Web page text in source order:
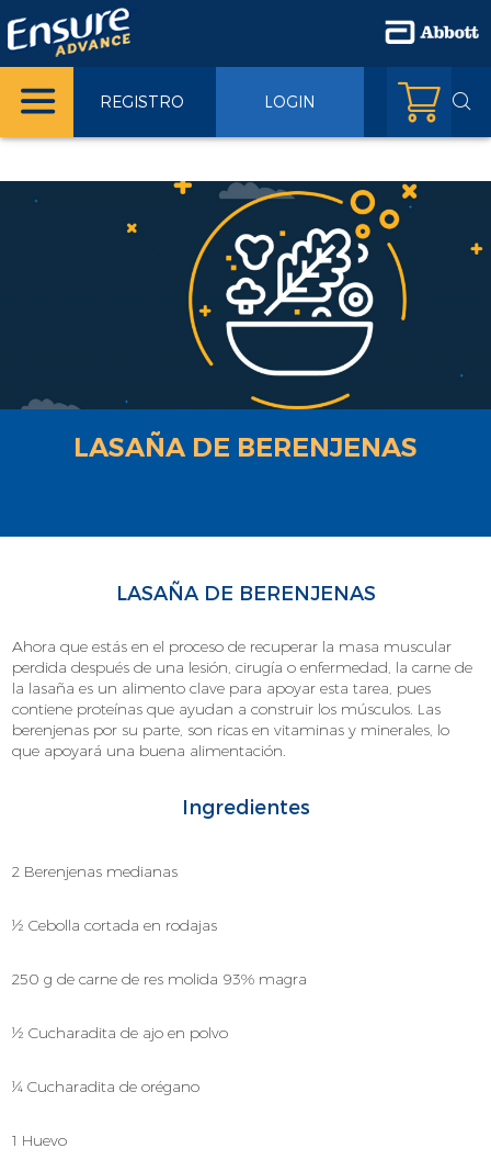
REGISTRO LOGIN
LASAÑA DE BERENJENAS
LASAÑA DE BERENJENAS
Ahora que estás en el proceso de recuperar la masa muscular
perdida después de una lesión, cirugía o enfermedad, la carne de
la lasaña es un alimento clave para apoyar esta tarea, pues
contiene proteínas que ayudan a construir los músculos. Las
berenjenas por su parte, son ricas en vitaminas y minerales, lo
que apoyará una buena alimentación.
Ingredientes
2 Berenjenas medianas
½ Cebolla cortada en rodajas
250 g de carne de res molida 93% magra
½ Cucharadita de ajo en polvo
¼ Cucharadita de orégano
1 Huevo